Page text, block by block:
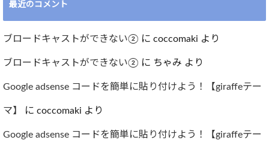
最近のコメント
ブロードキャストができない② に coccomaki より
ブロードキャストができない② に ちゃみ より
Google adsense コードを簡単に貼り付けよう！【giraffeテー
マ】 に coccomaki より
Google adsense コードを簡単に貼り付けよう！【giraffeテー